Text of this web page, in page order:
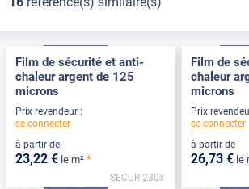
Film de sécurité et anti-
chaleur argent de 125
microns
Prix revendeur :
se connecter
à partir de
23,22 € le m² *
SECUR-230x
Film de
chaleur
microns
Prix
se connecter
à partir de
26,73 € le